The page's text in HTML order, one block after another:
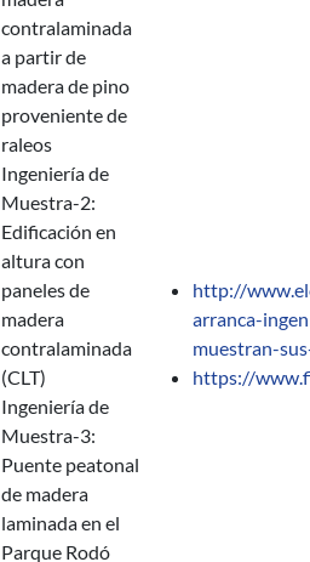
contralaminada
a partir de
madera de pino
proveniente de
raleos
Ingeniería de
Muestra-2:
Edificación en
altura con
paneles de
madera
contralaminada
(CLT)
Ingeniería de
Muestra-3:
Puente peatonal
de madera
laminada en el
Parque Rodó
http://
arranca-
muestran-
https://